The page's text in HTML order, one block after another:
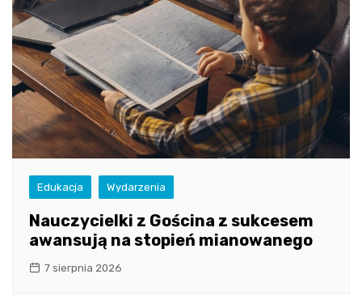
Edukacja Wydarzenia
Nauczycielki z Gościna z sukcesem
awansują na stopień mianowanego
7 sierpnia 2026